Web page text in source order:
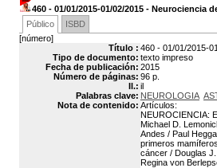
460 - 01/01/2015-01/02/2015 - Neurociencia
Público
ISBD
[número]
Título : 460 - 01/01/2015-
Tipo de documento: texto impreso
Fecha de publicación: 2015
Número de páginas: 96 p.
Il.: il
Palabras clave: NEUROLOGIA
Nota de contenido: Artículos:
NEUROCIENCIA:
Michael D.
Andes / Paul
primeros
cáncer / Douglas
Regina von